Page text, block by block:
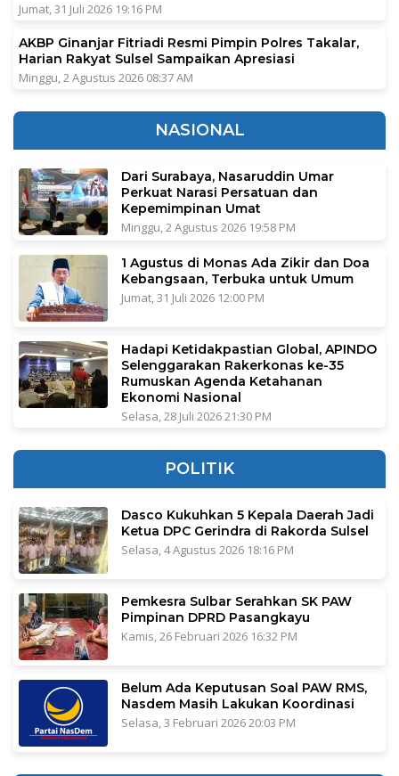
Jumat, 31 Juli 2026 19:16 PM
AKBP Ginanjar Fitriadi Resmi Pimpin Polres Takalar,
Harian Rakyat Sulsel Sampaikan Apresiasi
Minggu, 2 Agustus 2026 08:37 AM
NASIONAL
Dari Surabaya, Nasaruddin Umar
Perkuat Narasi Persatuan dan
Kepemimpinan Umat
Minggu, 2 Agustus 2026 19:58 PM
1 Agustus di Monas Ada Zikir dan Doa
Kebangsaan, Terbuka untuk Umum
Jumat, 31 Juli 2026 12:00 PM
Hadapi Ketidakpastian Global, APINDO
Selenggarakan Rakerkonas ke-35
Rumuskan Agenda Ketahanan
Ekonomi Nasional
Selasa, 28 Juli 2026 21:30 PM
POLITIK
Dasco Kukuhkan 5 Kepala Daerah Jadi
Ketua DPC Gerindra di Rakorda Sulsel
Selasa, 4 Agustus 2026 18:16 PM
Pemkesra Sulbar Serahkan SK PAW
Pimpinan DPRD Pasangkayu
Kamis, 26 Februari 2026 16:32 PM
Belum Ada Keputusan Soal PAW RMS,
Nasdem Masih Lakukan Koordinasi
Selasa, 3 Februari 2026 20:03 PM